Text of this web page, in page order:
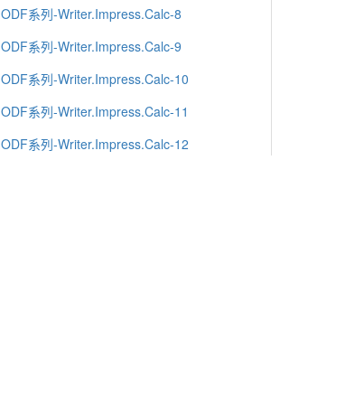
ODF系列-Writer.Impress.Calc-8
ODF系列-Writer.Impress.Calc-9
ODF系列-Writer.Impress.Calc-10
ODF系列-Writer.Impress.Calc-11
ODF系列-Writer.Impress.Calc-12